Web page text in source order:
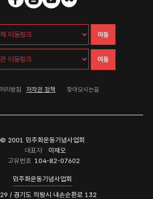
이동
이동
리방침 저작권 정책 찾아오시는길
© 2001 민주화운동기념사업회
대표자
이재오
고유번호 104-82-07602
민주화운동기념사업회
/ 경기도 의왕시 내손순환로 132